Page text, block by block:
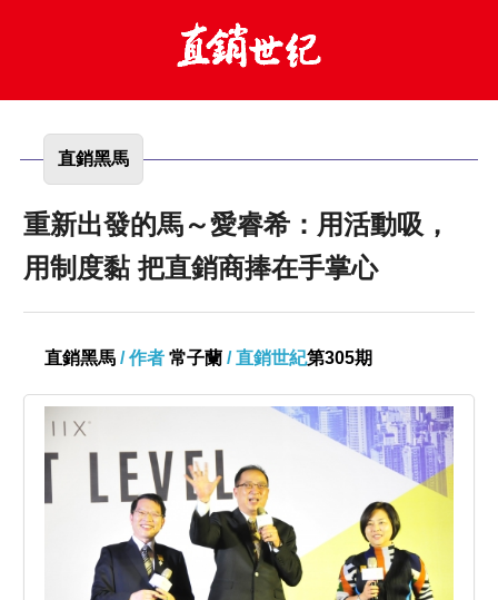
直銷黑馬
重新出發的馬～愛睿希：用活動吸，
用制度黏 把直銷商捧在手掌心
直銷黑馬 / 作者 常子蘭 / 直銷世紀第305期